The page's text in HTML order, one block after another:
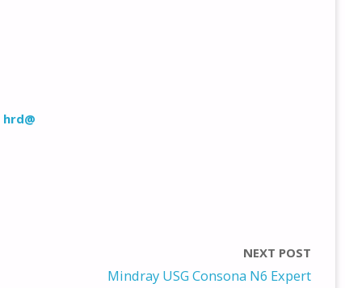
hrd@
NEXT POST
Mindray USG Consona N6 Expert